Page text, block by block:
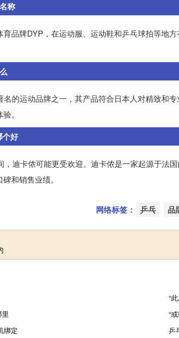
称
品牌DYP，在运动服、运动鞋和乒乓球拍等地
名的运动品牌之一，其产品符合日本人对精致和
。
好
，迪卡侬可能更受欢迎。迪卡侬是一家起源于法
和销售业绩。
网络标签： 乒乓 品
“
“
绑定
乒